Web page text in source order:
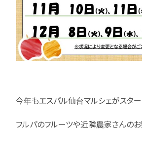
今年もエスパル仙台マルシェがスター
フルパのフルーツや近隣農家さんの